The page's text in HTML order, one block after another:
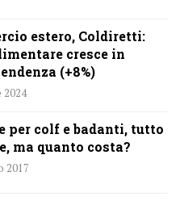
estero, Coldiretti:
cresce in
(+8%)
2024
per colf e badanti, tutto
ma quanto costa?
2017